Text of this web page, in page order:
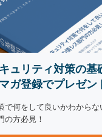
ュリティ対策の基
ガ登録でプレゼン
で何をして良いかわからな
の方必見！